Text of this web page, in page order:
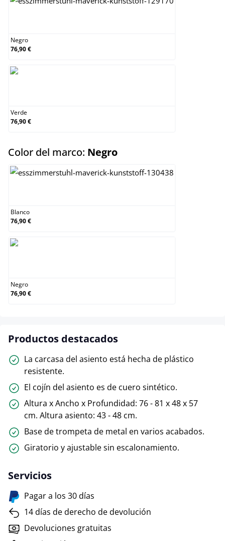
Negro
76,90 €
Verde
76,90 €
Color del marco: Negroselect
Blanco
76,90 €
Negro
76,90 €
Productos destacados
La carcasa del asiento está hecha de plástico
resistente.
El cojín del asiento es de cuero sintético.
Altura x Ancho x Profundidad: 76 - 81 x 48 x 57
cm. Altura asiento: 43 - 48 cm.
Base de trompeta de metal en varios acabados.
Giratorio y ajustable sin escalonamiento.
Servicios
Pagar a los 30 días
14 días de derecho de devolución
Devoluciones gratuitas